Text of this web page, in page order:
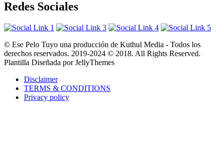
Redes Sociales
© Ese Pelo Tuyo una producción de Kuthul Media - Todos los
derechos reservados. 2019-2024 © 2018. All Rights Reserved.
Plantilla Diseñada por JellyThemes
Disclaimer
TERMS & CONDITIONS
Privacy policy